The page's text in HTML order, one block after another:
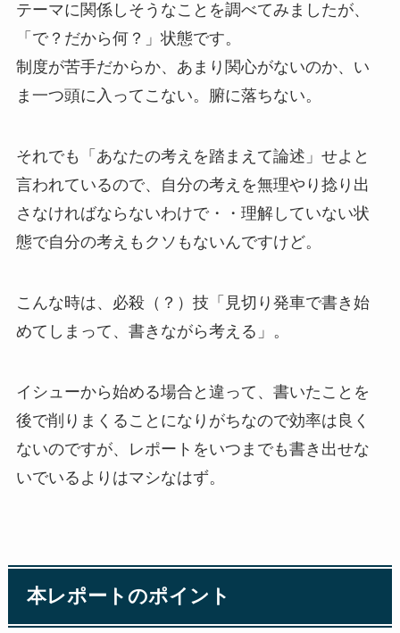
テーマに関係しそうなことを調べてみましたが、
「で？だから何？」状態です。
制度が苦手だからか、あまり関心がないのか、い
ま一つ頭に入ってこない。腑に落ちない。
それでも「あなたの考えを踏まえて論述」せよと
言われているので、自分の考えを無理やり捻り出
さなければならないわけで・・理解していない状
態で自分の考えもクソもないんですけど。
こんな時は、必殺（？）技「見切り発車で書き始
めてしまって、書きながら考える」。
イシューから始める場合と違って、書いたことを
後で削りまくることになりがちなので効率は良く
ないのですが、レポートをいつまでも書き出せな
いでいるよりはマシなはず。
本レポートのポイント